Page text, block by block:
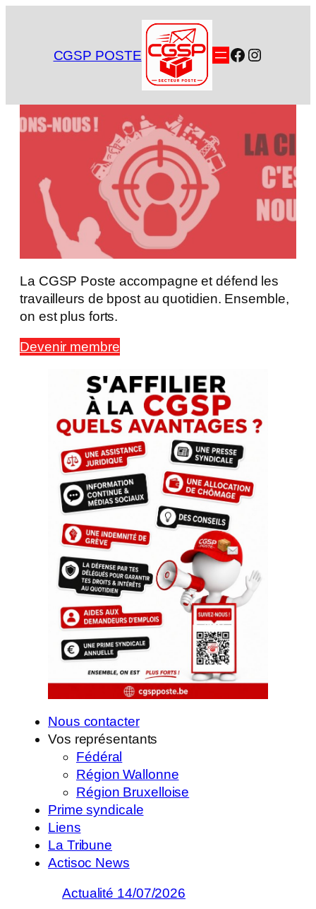
CGSP POSTE Facebook
La CGSP Poste accompagne et défend les
travailleurs de bpost au quotidien. Ensemble,
on est plus forts.
Devenir membre
Nous contacter
Vos représentants
Fédéral
Région Wallonne
Région Bruxelloise
Prime syndicale
Liens
La Tribune
Actisoc News
Actualité 14/07/2026